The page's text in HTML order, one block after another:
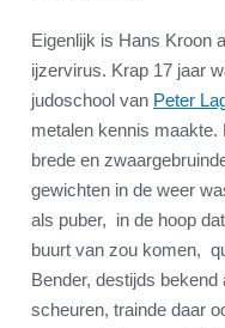
Eigenlijk is Hans Kroon
ijzervirus. Krap 17 jaar
judoschool van Peter
metalen kennis maakte.
brede en
gewichten in de weer
als puber, in de hoop
buurt van zou komen,
Bender, destijds
scheuren, trainde daar